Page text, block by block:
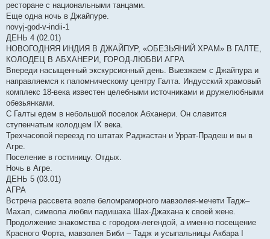
ресторане с национальными танцами.
Еще одна ночь в Джайпуре.
novyj-god-v-indii-1
ДЕНЬ 4 (02.01)
НОВОГОДНЯЯ ИНДИЯ В ДЖАЙПУР, «ОБЕЗЬЯНИЙ ХРАМ» В ГАЛТЕ,
КОЛОДЕЦ В АБХАНЕРИ, ГОРОД-ЛЮБВИ АГРА
Впереди насыщенный экскурсионный день. Выезжаем с Джайпура и
направляемся к паломническому центру Галта. Индусский храмовый
комплекс 18-века известен целебными источниками и дружелюбными
обезьянками.
С Галты едем в небольшой поселок Абханери. Он славится
ступенчатым колодцем IX века.
Трехчасовой переезд по штатах Раджастан и Уррат-Прадеш и вы в
Агре.
Поселение в гостиницу. Отдых.
Ночь в Агре.
ДЕНЬ 5 (03.01)
АГРА
Встреча рассвета возле беломраморного мавзолея-мечети Тадж–
Махал, символа любви падишаха Шах-Джахана к своей жене.
Продолжение знакомства с городом-легендой, а именно посещение
Красного Форта, мавзолея Биби – Тадж и усыпальницы Акбара І